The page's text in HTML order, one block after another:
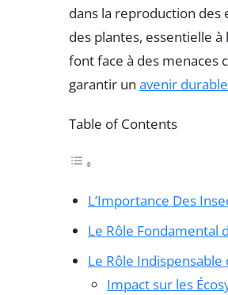
dans la reproduction des
des plantes, essentielle
font face à des menaces
garantir un avenir durable
Table of Contents
L’Importance Des
Le Rôle Fondamental
Le Rôle
Impact sur les